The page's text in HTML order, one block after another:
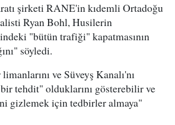
şirketi RANE'in kıdemli Ortadoğu
Ryan Bohl, Husilerin
"bütün trafiği" kapatmasının
söyledi.
ve Süveyş Kanalı'nı
tehdit" olduklarını gösterebilir ve
gizlemek için tedbirler almaya"